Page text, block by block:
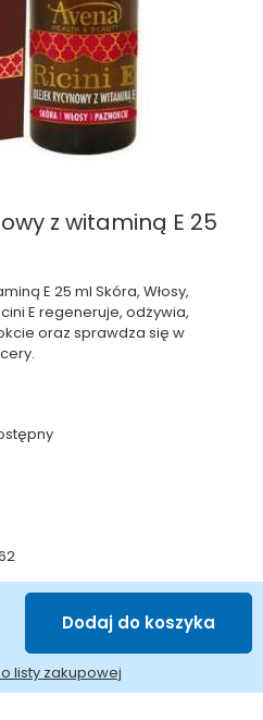
z witaminą E 25
E 25 ml Skóra, Włosy,
E regeneruje, odżywia,
oraz sprawdza się w
Dodaj do koszyka
listy zakupowej